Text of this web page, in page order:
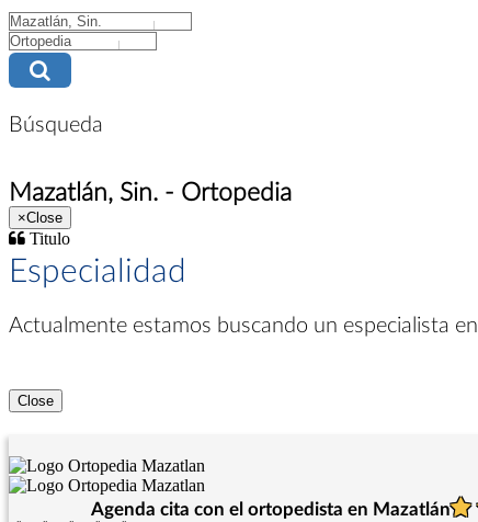
City
Búsqueda
Mazatlán, Sin. - Ortopedia
×Close
Titulo
Especialidad
Actualmente estamos buscando un especialista en
Close
Agenda cita con el ortopedista en Mazatlán